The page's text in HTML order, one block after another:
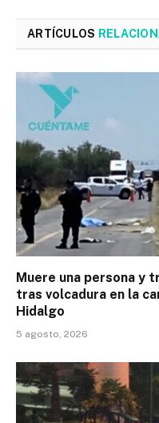
ARTÍCULOS
Muere una persona y
tras volcadura en la
Hidalgo
5 agosto, 2026